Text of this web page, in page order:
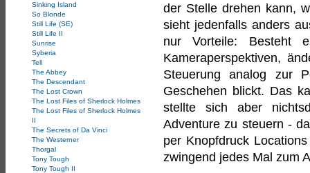
Sinking Island
So Blonde
Still Life (SE)
Still Life II
Sunrise
Syberia
Tell
The Abbey
The Descendant
The Lost Crown
The Lost Files of Sherlock Holmes
The Lost Files of Sherlock Holmes
II
The Secrets of Da Vinci
The Westerner
Thorgal
Tony Tough
Tony Tough II
der Stelle drehen kann,
sieht jedenfalls anders
nur Vorteile: Besteht
Kameraperspektiven,
Steuerung analog zur
Geschehen blickt. Das
stellte sich aber
Adventure zu steuern -
per Knopfdruck
zwingend jedes Mal zum